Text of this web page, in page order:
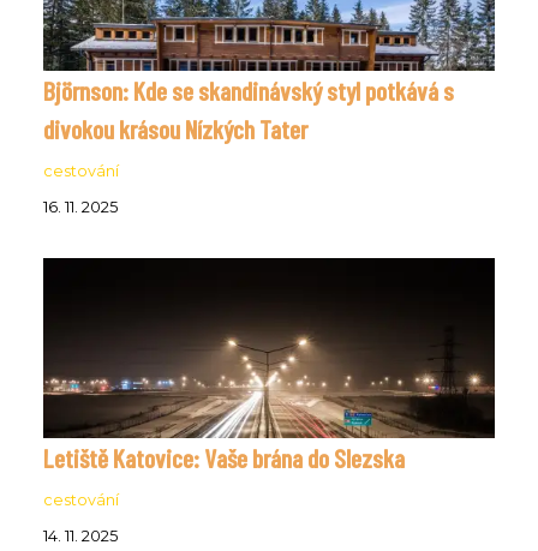
Björnson: Kde se skandinávský styl potkává s
divokou krásou Nízkých Tater
cestování
16. 11. 2025
Letiště Katovice: Vaše brána do Slezska
cestování
14. 11. 2025